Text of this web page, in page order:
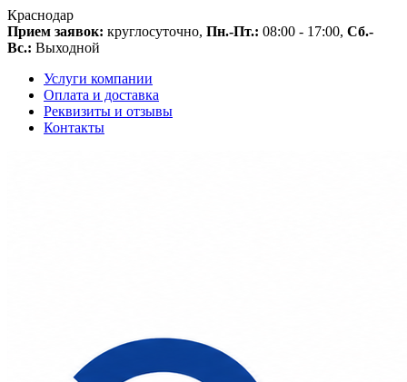
Краснодар
Прием заявок: круглосуточно, Пн.-Пт.: 08:00 - 17:00, Сб.-
Вс.: Выходной
Услуги компании
Оплата и доставка
Реквизиты и отзывы
Контакты